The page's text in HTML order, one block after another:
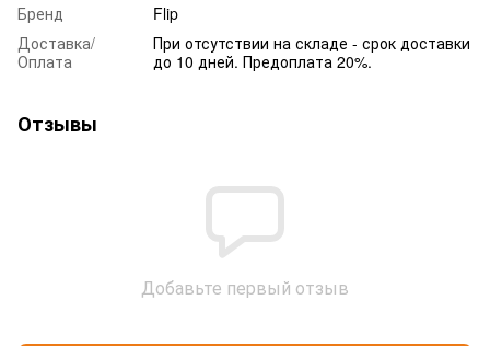
Бренд
Flip
Доставка/
Оплата
При отсутствии на складе - срок доставки
до 10 дней. Предоплата 20%.
Отзывы
Добавьте первый отзыв